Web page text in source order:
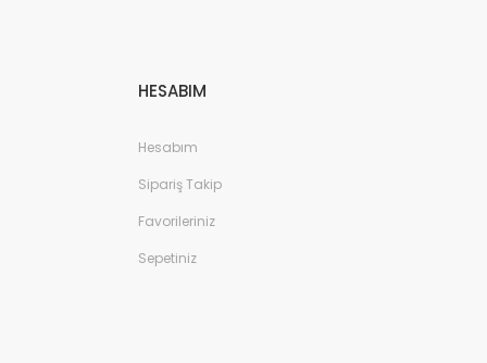
HESABIM
Hesabım
Sipariş Takip
Favorileriniz
Sepetiniz